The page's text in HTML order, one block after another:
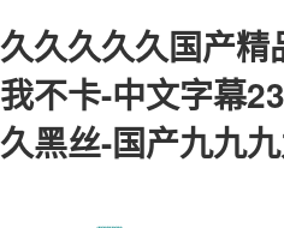
久久久久久国产
我不卡-中文字幕
久黑丝-国产九九